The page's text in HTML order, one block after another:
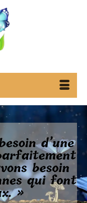
d’une
besoin
qui font
»